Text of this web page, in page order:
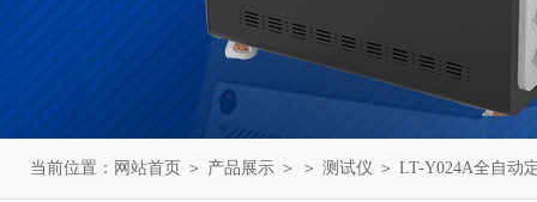
当前位置： 网站首页 ＞ 产品展示 ＞ ＞ 测试仪 ＞ LT-Y024A全自动